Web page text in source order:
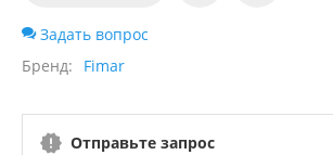
Задать вопрос
Бренд
Fimar
Отправьте запрос